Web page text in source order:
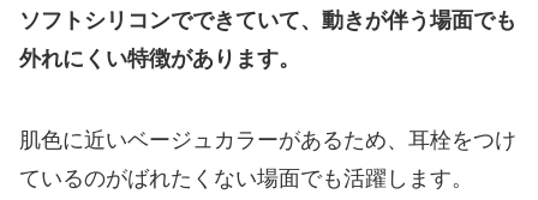
ソフトシリコンでできていて、動きが伴う場面でも
外れにくい特徴があります。
肌色に近いベージュカラーがあるため、耳栓をつけ
ているのがばれたくない場面でも活躍します。